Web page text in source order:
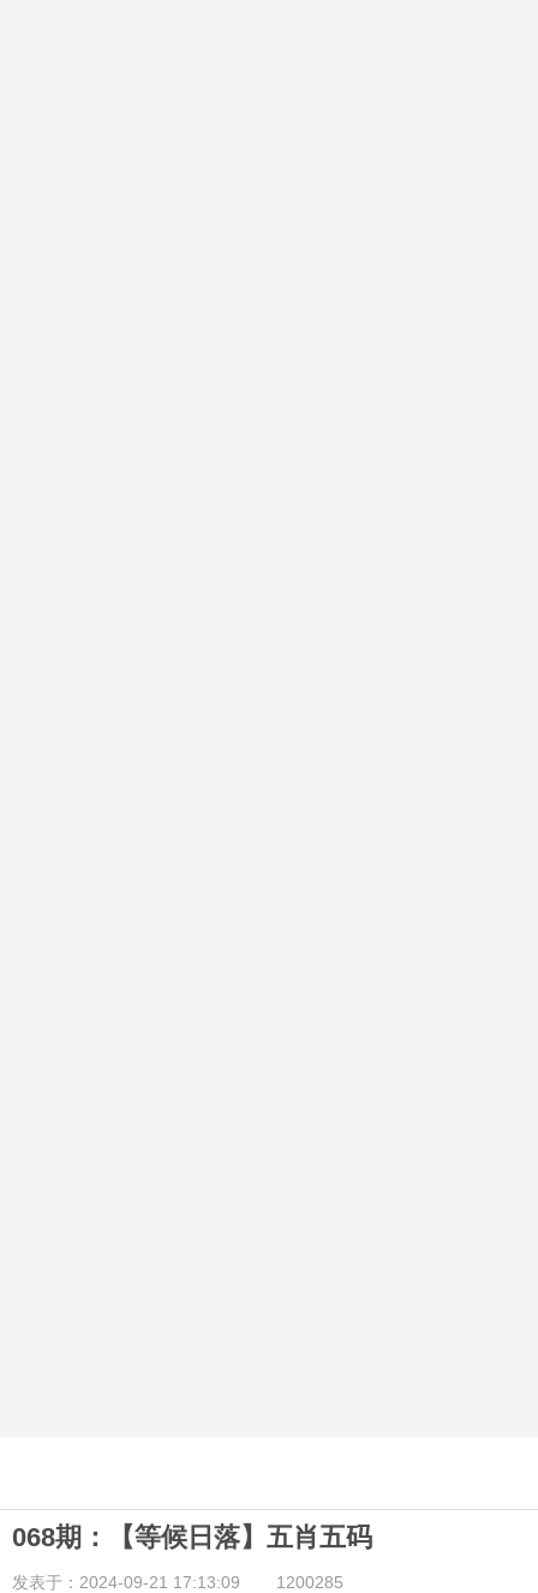
068期：【等候日落】五肖五码
发表于：2024-09-21 17:13:09 1200285